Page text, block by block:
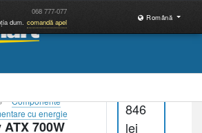
068 777-077
dum. comandă apel
Română
Componente
cu energie
700W
846
lei